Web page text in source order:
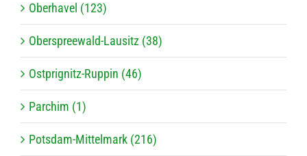
Oberhavel (123)
Oberspreewald-Lausitz (38)
Ostprignitz-Ruppin (46)
Parchim (1)
Potsdam-Mittelmark (216)